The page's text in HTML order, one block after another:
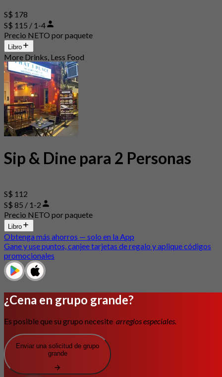
S$ 178
S$ 115 / 1-4
Precio NETO por paquete
Libro
More Drinks, Less Food
Sip & Dine para 2 Personas
S$ 112
S$ 85 / 1-2
Precio NETO por paquete
Libro
Obtenga más ahorros — solo en la App
Gane y use puntos, canjee tarjetas de regalo y aplique códigos
promocionales
¿Cena en grupo grande?
Es posible que su grupo necesite arreglos especiales.
Enviar una solicitud de grupo
grande